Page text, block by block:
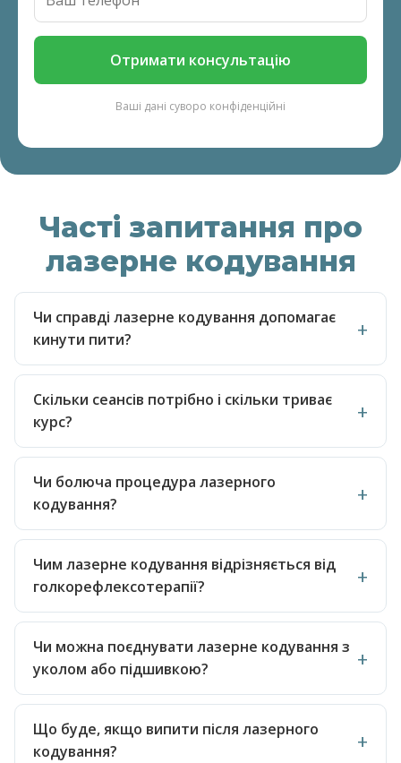
Отримати консультацію
Ваші дані суворо конфіденційні
Часті запитання про
лазерне кодування
Чи справді лазерне кодування допомагає
кинути пити?
Скільки сеансів потрібно і скільки триває
курс?
Чи болюча процедура лазерного
кодування?
Чим лазерне кодування відрізняється від
голкорефлексотерапії?
Чи можна поєднувати лазерне кодування з
уколом або підшивкою?
Що буде, якщо випити після лазерного
кодування?